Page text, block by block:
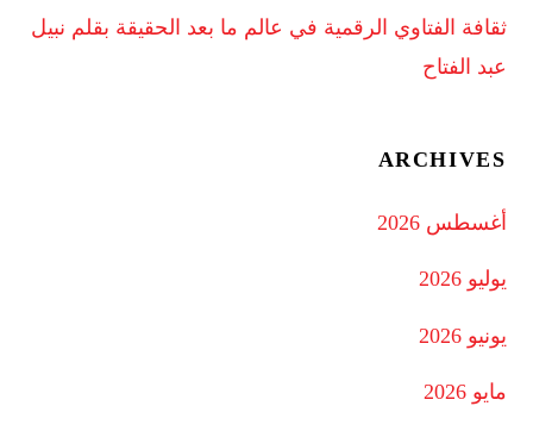
ثقافة الفتاوي الرقمية في عالم ما بعد الحقيقة بقلم نبيل
عبد الفتاح
ARCHIVES
أغسطس 2026
يوليو 2026
يونيو 2026
مايو 2026